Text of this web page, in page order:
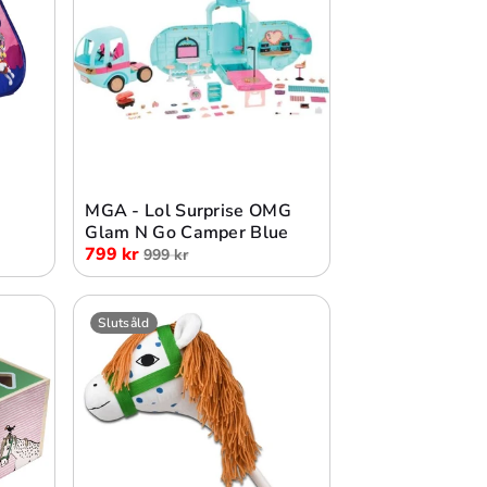
MGA - Lol Surprise OMG
Glam N Go Camper Blue
799 kr 999 kr
Slutsåld